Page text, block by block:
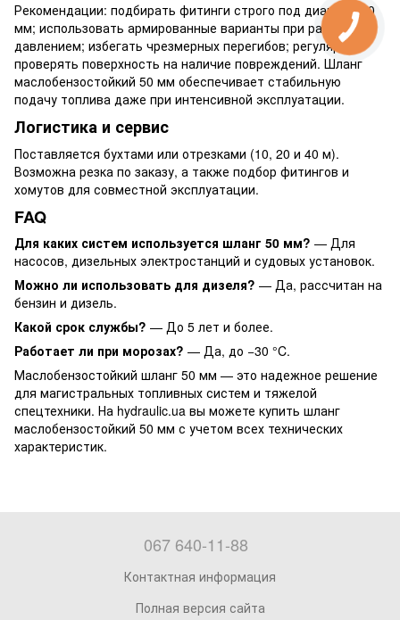
Рекомендации: подбирать фитинги строго под диаметр 50
мм; использовать армированные варианты при работе под
давлением; избегать чрезмерных перегибов; регулярно
проверять поверхность на наличие повреждений. Шланг
маслобензостойкий 50 мм обеспечивает стабильную
подачу топлива даже при интенсивной эксплуатации.
Логистика и сервис
Поставляется бухтами или отрезками (10, 20 и 40 м).
Возможна резка по заказу, а также подбор фитингов и
хомутов для совместной эксплуатации.
FAQ
Для каких систем используется шланг 50 мм? — Для
насосов, дизельных электростанций и судовых установок.
Можно ли использовать для дизеля? — Да, рассчитан на
бензин и дизель.
Какой срок службы? — До 5 лет и более.
Работает ли при морозах? — Да, до −30 °C.
Маслобензостойкий шланг 50 мм — это надежное решение
для магистральных топливных систем и тяжелой
спецтехники. На hydraulic.ua вы можете купить шланг
маслобензостойкий 50 мм с учетом всех технических
характеристик.
067 640-11-88
Контактная информация
Полная версия сайта